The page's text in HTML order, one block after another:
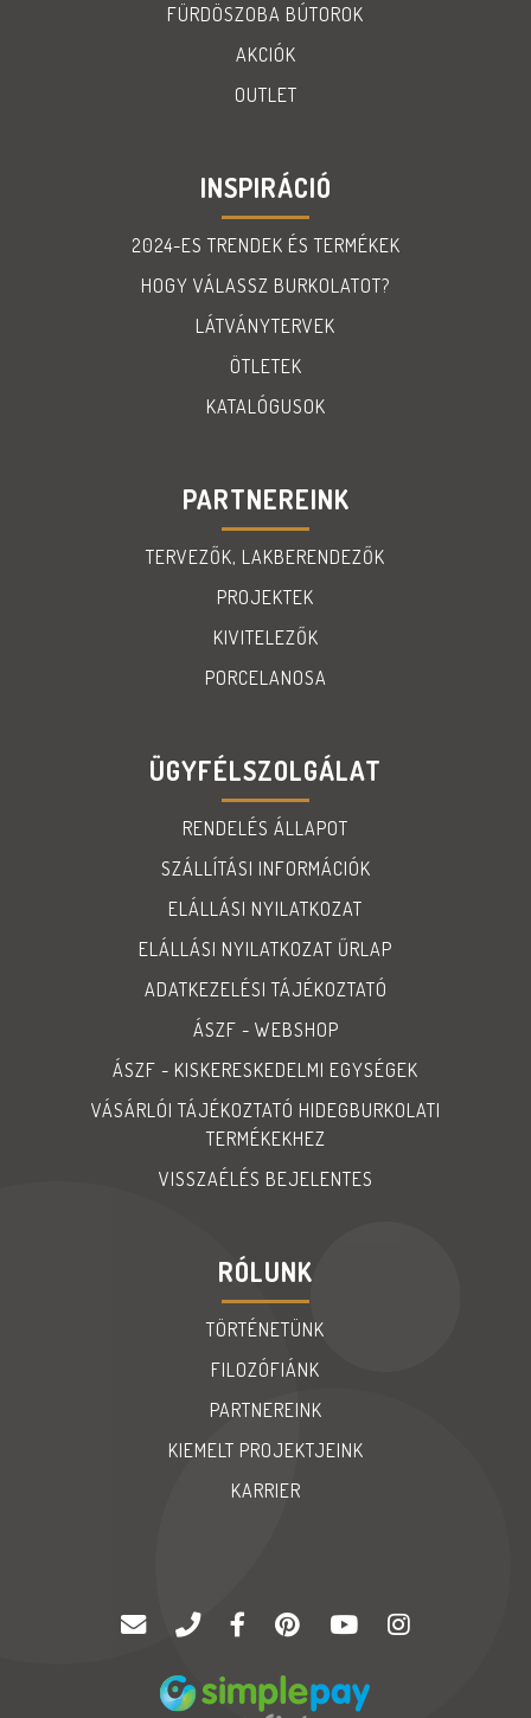
FÜRDÖSZOBA BÚTOROK
AKCIÓK
OUTLET
INSPIRÁCIÓ
2024-ES TRENDEK ÉS TERMÉKEK
HOGY VÁLASSZ BURKOLATOT?
LÁTVÁNYTERVEK
ÖTLETEK
KATALÓGUSOK
PARTNEREINK
TERVEZŐK, LAKBERENDEZŐK
PROJEKTEK
KIVITELEZŐK
PORCELANOSA
ÜGYFÉLSZOLGÁLAT
RENDELÉS ÁLLAPOT
SZÁLLÍTÁSI INFORMÁCIÓK
ELÁLLÁSI NYILATKOZAT
ELÁLLÁSI NYILATKOZAT ŰRLAP
ADATKEZELÉSI TÁJÉKOZTATÓ
ÁSZF - WEBSHOP
ÁSZF - KISKERESKEDELMI EGYSÉGEK
VÁSÁRLÓI TÁJÉKOZTATÓ HIDEGBURKOLATI
TERMÉKEKHEZ
VISSZAÉLÉS BEJELENTES
RÓLUNK
TÖRTÉNETÜNK
FILOZÓFIÁNK
PARTNEREINK
KIEMELT PROJEKTJEINK
KARRIER